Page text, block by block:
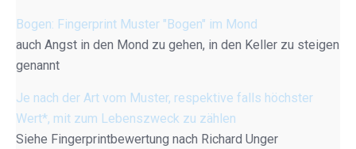
Bogen: Fingerprint Muster "Bogen" im Mond
auch Angst in den Mond zu gehen, in den Keller zu steigen
genannt
Je nach der Art vom Muster, respektive falls höchster
Wert*, mit zum Lebenszweck zu zählen
Siehe Fingerprintbewertung nach Richard Unger